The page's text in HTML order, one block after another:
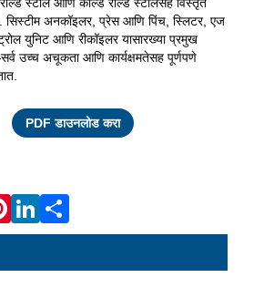
सिस्टीम अनकॉइलर, प्रेस आणि पिंच, स्लिटर, एज
युनिट आणि रीकॉइलर यासारख्या प्रमुख
उच्च अचूकता आणि कार्यक्षमतेसह पूर्णपणे
PDF डाउनलोड करा